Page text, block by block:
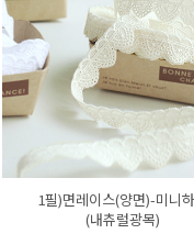
1필)면레이스(양면)-미니
(내츄럴광목)